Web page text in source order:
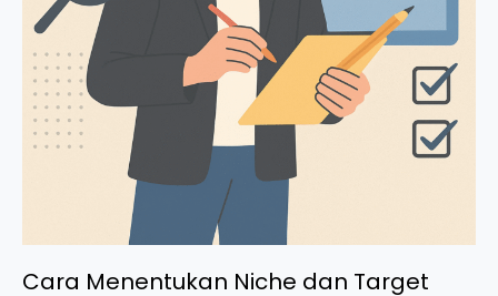
Cara Menentukan Niche dan Target